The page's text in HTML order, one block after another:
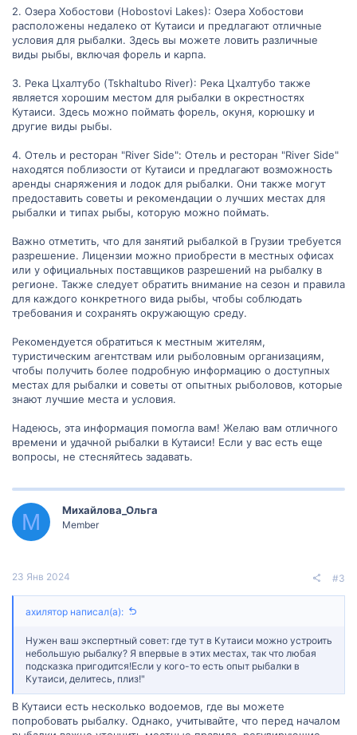
2. Озера Хобостови (Hobostovi Lakes): Озера Хобостови
расположены недалеко от Кутаиси и предлагают отличные
условия для рыбалки. Здесь вы можете ловить различные
виды рыбы, включая форель и карпа.
3. Река Цхалтубо (Tskhaltubo River): Река Цхалтубо также
является хорошим местом для рыбалки в окрестностях
Кутаиси. Здесь можно поймать форель, окуня, корюшку и
другие виды рыбы.
4. Отель и ресторан "River Side": Отель и ресторан "River Side"
находятся поблизости от Кутаиси и предлагают возможность
аренды снаряжения и лодок для рыбалки. Они также могут
предоставить советы и рекомендации о лучших местах для
рыбалки и типах рыбы, которую можно поймать.
Важно отметить, что для занятий рыбалкой в Грузии требуется
разрешение. Лицензии можно приобрести в местных офисах
или у официальных поставщиков разрешений на рыбалку в
регионе. Также следует обратить внимание на сезон и правила
для каждого конкретного вида рыбы, чтобы соблюдать
требования и сохранять окружающую среду.
Рекомендуется обратиться к местным жителям,
туристическим агентствам или рыболовным организациям,
чтобы получить более подробную информацию о доступных
местах для рыбалки и советы от опытных рыболовов, которые
знают лучшие места и условия.
Надеюсь, эта информация помогла вам! Желаю вам отличного
времени и удачной рыбалки в Кутаиси! Если у вас есть еще
вопросы, не стесняйтесь задавать.
М Михайлова_Ольга
Member
23 Янв 2024 #3
ахилятор написал(а):
Нужен ваш экспертный совет: где тут в Кутаиси можно устроить
небольшую рыбалку? Я впервые в этих местах, так что любая
подсказка пригодится!Если у кого-то есть опыт рыбалки в
Кутаиси, делитесь, плиз!"
В Кутаиси есть несколько водоемов, где вы можете
попробовать рыбалку. Однако, учитывайте, что перед началом